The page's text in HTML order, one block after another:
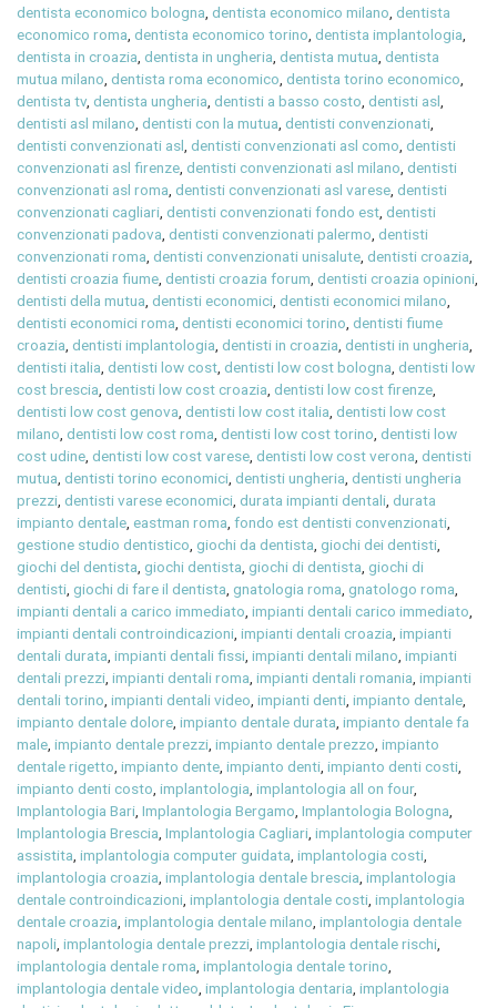
dentista economico bologna ,dentista economico milano ,dentista
economico roma ,dentista economico torino ,dentista implantologia
dentista in croazia ,dentista in ungheria ,dentista mutua ,dentista
mutua milano ,dentista roma economico ,dentista torino economico
dentista tv,dentista ungheria ,dentisti a basso costo ,dentisti asl
dentisti asl milano ,dentisti con la mutua ,dentisti convenzionati
dentisti convenzionati asl ,dentisti convenzionati asl como ,dentisti
convenzionati asl firenze ,dentisti convenzionati asl milano ,dentisti
convenzionati asl roma ,dentisti convenzionati asl varese ,dentisti
convenzionati cagliari ,dentisti convenzionati fondo est ,dentisti
convenzionati padova ,dentisti convenzionati palermo ,dentisti
convenzionati roma ,dentisti convenzionati unisalute ,dentisti croazia
dentisti croazia fiume ,dentisti croazia forum ,dentisti croazia opinioni
dentisti della mutua ,dentisti economici ,dentisti economici milano
dentisti economici roma ,dentisti economici torino ,dentisti fiume
croazia ,dentisti implantologia ,dentisti in croazia ,dentisti in ungheria
dentisti italia ,dentisti low cost ,dentisti low cost bologna ,dentisti low
cost brescia ,dentisti low cost croazia ,dentisti low cost firenze
dentisti low cost genova ,dentisti low cost italia ,dentisti low cost
milano ,dentisti low cost roma ,dentisti low cost torino ,dentisti low
cost udine ,dentisti low cost varese ,dentisti low cost verona ,dentisti
mutua ,dentisti torino economici ,dentisti ungheria ,dentisti ungheria
prezzi ,dentisti varese economici ,durata impianti dentali ,durata
impianto dentale ,eastman roma ,fondo est dentisti convenzionati
gestione studio dentistico ,giochi da dentista ,giochi dei dentisti
giochi del dentista ,giochi dentista ,giochi di dentista ,giochi di
dentisti ,giochi di fare il dentista ,gnatologia roma ,gnatologo roma
impianti dentali a carico immediato ,impianti dentali carico immediato
impianti dentali controindicazioni ,impianti dentali croazia ,impianti
dentali durata ,impianti dentali fissi ,impianti dentali milano ,impianti
dentali prezzi ,impianti dentali roma ,impianti dentali romania ,impianti
dentali torino ,impianti dentali video ,impianti denti ,impianto dentale
impianto dentale dolore ,impianto dentale durata ,impianto dentale fa
male ,impianto dentale prezzi ,impianto dentale prezzo ,impianto
dentale rigetto ,impianto dente ,impianto denti ,impianto denti costi
impianto denti costo ,implantologia ,implantologia all on four,
Implantologia Bari ,Implantologia Bergamo ,Implantologia Bologna
Implantologia Brescia ,Implantologia Cagliari ,implantologia computer
assistita ,implantologia computer guidata ,implantologia costi
implantologia croazia ,implantologia dentale brescia ,implantologia
dentale controindicazioni ,implantologia dentale costi ,implantologia
dentale croazia ,implantologia dentale milano ,implantologia dentale
napoli ,implantologia dentale prezzi ,implantologia dentale rischi
implantologia dentale roma ,implantologia dentale torino
implantologia dentale video ,implantologia dentaria ,implantologia